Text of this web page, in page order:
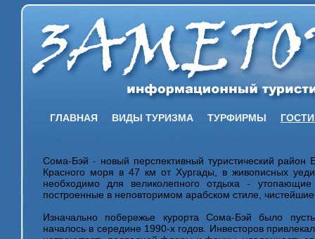
ГЛАВНАЯ ВИДЫ ТУРИЗМА ТУРФИРМЫ
Сома-Бэй - новый перспективный туристический район
Красного моря в 47 км от Хургады, в живописных
необходимо для великолепного отдыха -
построенные в неповторимом арабском стиле,
Изначально побережье курорта Сома-Бэй было
началось в середине 1990-х годов. Инвесторов